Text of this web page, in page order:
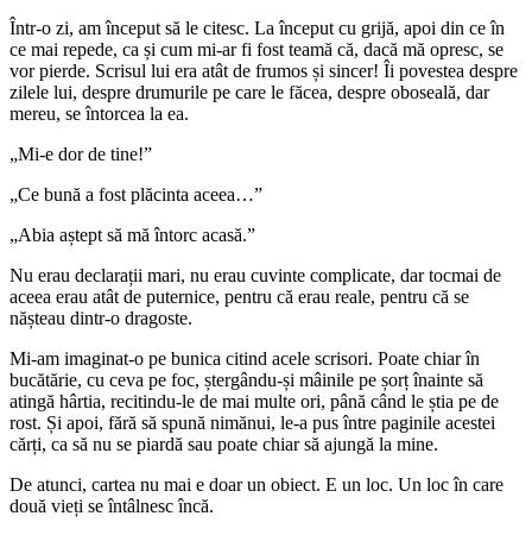
Într-o zi, am început să le citesc. La început cu grijă, apoi din ce în
ce mai repede, ca și cum mi-ar fi fost teamă că, dacă mă opresc, se
vor pierde. Scrisul lui era atât de frumos și sincer! Îi povestea despre
zilele lui, despre drumurile pe care le făcea, despre oboseală, dar
mereu, se întorcea la ea.
„Mi-e dor de tine!”
„Ce bună a fost plăcinta aceea…”
„Abia aștept să mă întorc acasă.”
Nu erau declarații mari, nu erau cuvinte complicate, dar tocmai de
aceea erau atât de puternice, pentru că erau reale, pentru că se
nășteau dintr-o dragoste.
Mi-am imaginat-o pe bunica citind acele scrisori. Poate chiar în
bucătărie, cu ceva pe foc, ștergându-și mâinile pe șorț înainte să
atingă hârtia, recitindu-le de mai multe ori, până când le știa pe de
rost. Și apoi, fără să spună nimănui, le-a pus între paginile acestei
cărți, ca să nu se piardă sau poate chiar să ajungă la mine.
De atunci, cartea nu mai e doar un obiect. E un loc. Un loc în care
două vieți se întâlnesc încă.